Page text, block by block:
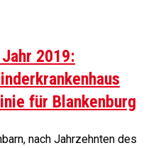
2019:
für Blankenburg
nach Jahrzehnten des